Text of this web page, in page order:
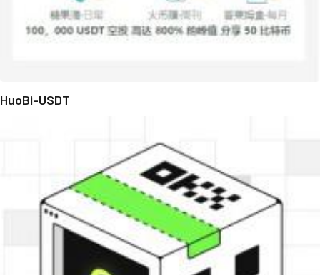
HuoBi-USDT